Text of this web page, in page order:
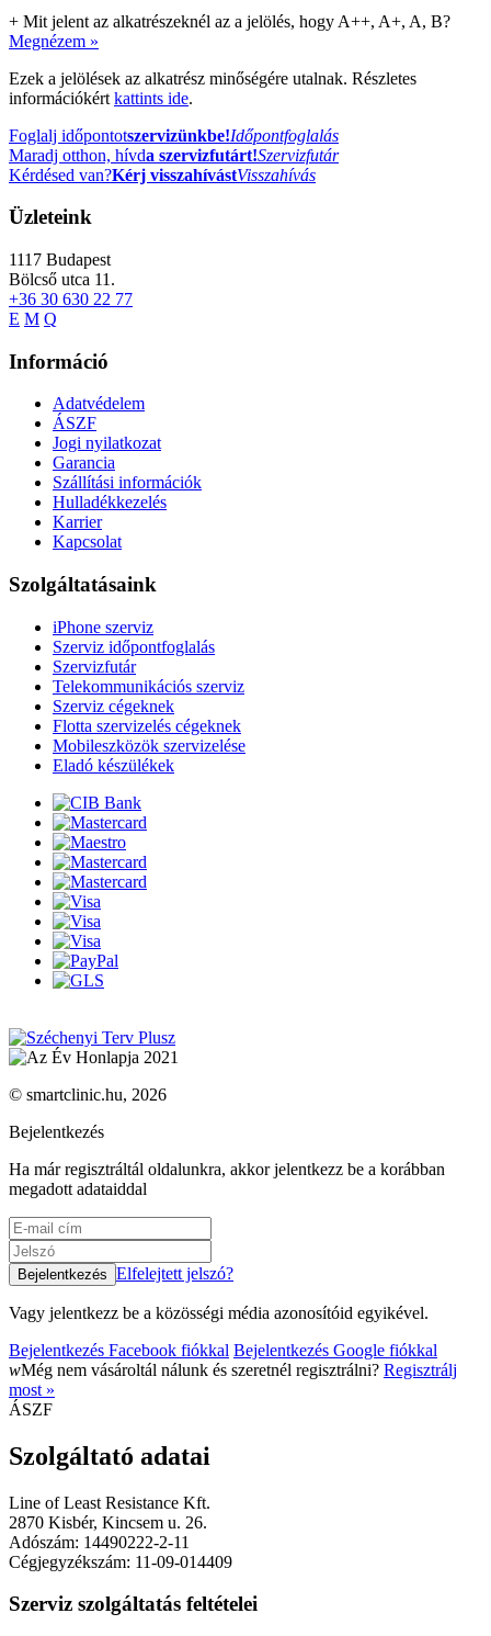
+ Mit jelent az alkatrészeknél az a jelölés, hogy A++, A+, A, B?
Megnézem »
Ezek a jelölések az alkatrész minőségére utalnak. Részletes
információkért kattints ide.
Foglalj időpontotszervizünkbe!Időpontfoglalás
Maradj otthon, hívda szervizfutárt!Szervizfutár
Kérdésed van?Kérj visszahívástVisszahívás
Üzleteink
1117 Budapest
Bölcső utca 11.
+36 30 630 22 77
E M Q
Információ
Adatvédelem
ÁSZF
Jogi nyilatkozat
Garancia
Szállítási információk
Hulladékkezelés
Karrier
Kapcsolat
Szolgáltatásaink
iPhone szerviz
Szerviz időpontfoglalás
Szervizfutár
Telekommunikációs szerviz
Szerviz cégeknek
Flotta szervizelés cégeknek
Mobileszközök szervizelése
Eladó készülékek
© smartclinic.hu, 2026
Bejelentkezés
Ha már regisztráltál oldalunkra, akkor jelentkezz be a korábban
megadott adataiddal
Elfelejtett jelszó?
Vagy jelentkezz be a közösségi média azonosítóid egyikével.
Bejelentkezés Facebook fiókkal Bejelentkezés Google fiókkal
wMég nem vásároltál nálunk és szeretnél regisztrálni? Regisztrálj
most »
ÁSZF
Szolgáltató adatai
Line of Least Resistance Kft.
2870 Kisbér, Kincsem u. 26.
Adószám: 14490222-2-11
Cégjegyzékszám: 11-09-014409
Szerviz szolgáltatás feltételei